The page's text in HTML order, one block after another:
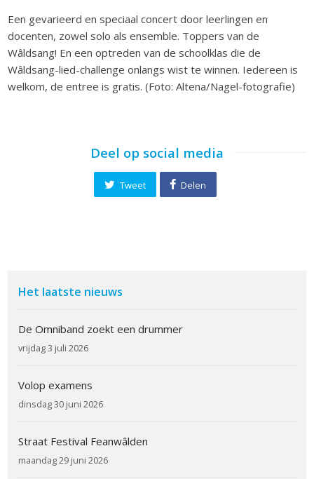
Een gevarieerd en speciaal concert door leerlingen en
docenten, zowel solo als ensemble. Toppers van de
Wâldsang! En een optreden van de schoolklas die de
Wâldsang-lied-challenge onlangs wist te winnen. Iedereen is
welkom, de entree is gratis. (Foto: Altena/Nagel-fotografie)
Deel op social media
Tweet Delen
Het laatste nieuws
De Omniband zoekt een drummer
vrijdag 3 juli 2026
Volop examens
dinsdag 30 juni 2026
Straat Festival Feanwâlden
maandag 29 juni 2026